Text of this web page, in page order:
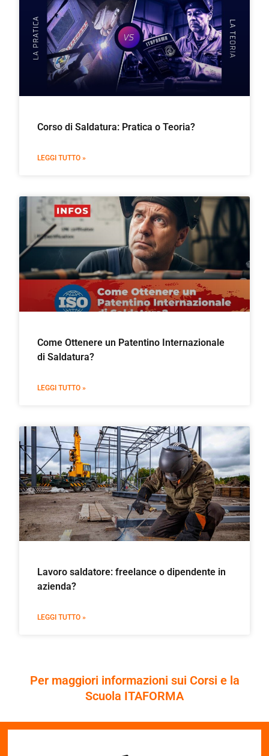
Corso di Saldatura: Pratica o Teoria?
LEGGI TUTTO »
Come Ottenere un Patentino Internazionale
di Saldatura?
LEGGI TUTTO »
Lavoro saldatore: freelance o dipendente in
azienda?
LEGGI TUTTO »
Per maggiori informazioni sui Corsi e la
Scuola ITAFORMA